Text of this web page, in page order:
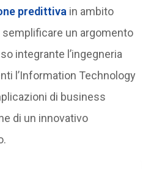
predittiva in ambito
un argomento
integrante l’ingegneria
l’Information Technology
di business
di un innovativo